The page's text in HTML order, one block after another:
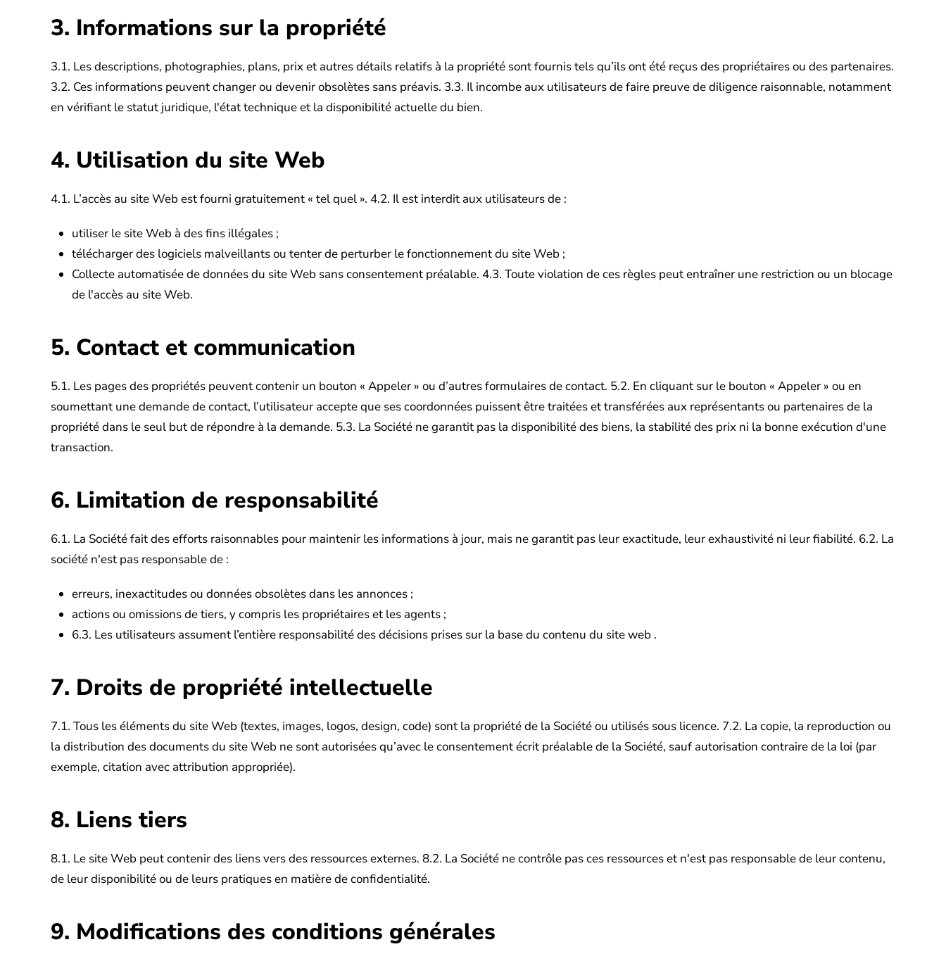
3. Informations sur la propriété
3.1. Les descriptions, photographies, plans, prix et autres détails relatifs à la propriété sont fournis tels qu’ils ont été reçus des propriétaires ou des partenaires.
3.2. Ces informations peuvent changer ou devenir obsolètes sans préavis. 3.3. Il incombe aux utilisateurs de faire preuve de diligence raisonnable, notamment
en vérifiant le statut juridique, l'état technique et la disponibilité actuelle du bien.
4. Utilisation du site Web
4.1. L’accès au site Web est fourni gratuitement « tel quel ». 4.2. Il est interdit aux utilisateurs de :
utiliser le site Web à des fins illégales ;
télécharger des logiciels malveillants ou tenter de perturber le fonctionnement du site Web ;
Collecte automatisée de données du site Web sans consentement préalable. 4.3. Toute violation de ces règles peut entraîner une restriction ou un blocage
de l'accès au site Web.
5. Contact et communication
5.1. Les pages des propriétés peuvent contenir un bouton « Appeler » ou d’autres formulaires de contact. 5.2. En cliquant sur le bouton « Appeler » ou en
soumettant une demande de contact, l’utilisateur accepte que ses coordonnées puissent être traitées et transférées aux représentants ou partenaires de la
propriété dans le seul but de répondre à la demande. 5.3. La Société ne garantit pas la disponibilité des biens, la stabilité des prix ni la bonne exécution d'une
transaction.
6. Limitation de responsabilité
6.1. La Société fait des efforts raisonnables pour maintenir les informations à jour, mais ne garantit pas leur exactitude, leur exhaustivité ni leur fiabilité. 6.2. La
société n'est pas responsable de :
erreurs, inexactitudes ou données obsolètes dans les annonces ;
actions ou omissions de tiers, y compris les propriétaires et les agents ;
6.3. Les utilisateurs assument l’entière responsabilité des décisions prises sur la base du contenu du site web .
7. Droits de propriété intellectuelle
7.1. Tous les éléments du site Web (textes, images, logos, design, code) sont la propriété de la Société ou utilisés sous licence. 7.2. La copie, la reproduction ou
la distribution des documents du site Web ne sont autorisées qu’avec le consentement écrit préalable de la Société, sauf autorisation contraire de la loi (par
exemple, citation avec attribution appropriée).
8. Liens tiers
8.1. Le site Web peut contenir des liens vers des ressources externes. 8.2. La Société ne contrôle pas ces ressources et n'est pas responsable de leur contenu,
de leur disponibilité ou de leurs pratiques en matière de confidentialité.
9. Modifications des conditions générales